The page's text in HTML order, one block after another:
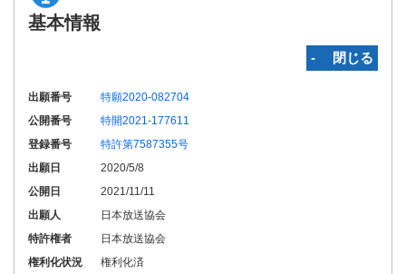
基本情報
‐ 閉じる
出願番号
特願2020-082704
公開番号
特開2021-177611
登録番号
特許第7587355号
出願日
2020/5/8
公開日
2021/11/11
出願人
日本放送協会
特許権者
日本放送協会
権利化状況
権利化済